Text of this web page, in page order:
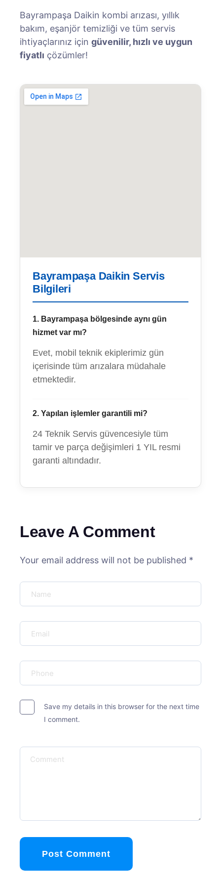
Bayrampaşa Daikin kombi arızası, yıllık
bakım, eşanjör temizliği ve tüm servis
ihtiyaçlarınız için güvenilir, hızlı ve uygun
fiyatlı çözümler!
Bayrampaşa Daikin Servis
Bilgileri
1. Bayrampaşa bölgesinde aynı gün
hizmet var mı?
Evet, mobil teknik ekiplerimiz gün
içerisinde tüm arızalara müdahale
etmektedir.
2. Yapılan işlemler garantili mi?
24 Teknik Servis güvencesiyle tüm
tamir ve parça değişimleri 1 YIL resmi
garanti altındadır.
Leave A Comment
Your email address will not be published *
Save my details in this browser for the next time
I comment.
Post Comment